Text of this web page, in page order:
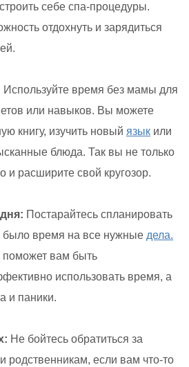
себе спа-процедуры.
отдохнуть и зарядиться
Используйте время без мамы для
или навыков. Вы можете
книгу, изучить новый язык или
блюда. Так вы не только
и расширите свой кругозор.
Постарайтесь спланировать
было время на все нужные дела.
поможет вам быть
использовать время, а
и паники.
Не бойтесь обратиться за
родственникам, если вам что-то